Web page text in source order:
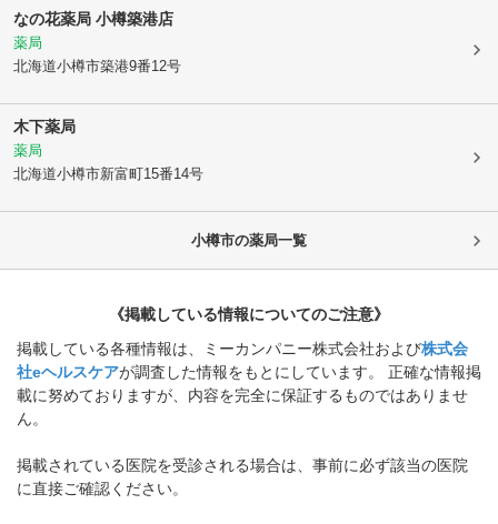
なの花薬局 小樽築港店
薬局
北海道小樽市築港9番12号
木下薬局
薬局
北海道小樽市新富町15番14号
小樽市の薬局一覧
《掲載している情報についてのご注意》
掲載している各種情報は、ミーカンパニー株式会社および株式会
社eヘルスケアが調査した情報をもとにしています。 正確な情報掲
載に努めておりますが、内容を完全に保証するものではありませ
ん。
掲載されている医院を受診される場合は、事前に必ず該当の医院
に直接ご確認ください。